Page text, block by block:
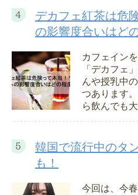
デカフェ紅茶は危
の影響度合いはど
カフェイン
「デカフェ
んや授乳中
つあります
ら飲んでも
韓国で流行中のタ
も！
今回は、今